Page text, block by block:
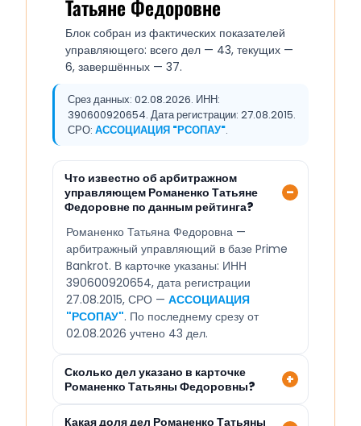
Татьяне Федоровне
Блок собран из фактических показателей
управляющего: всего дел — 43, текущих —
6, завершённых — 37.
Срез данных: 02.08.2026. ИНН:
390600920654. Дата регистрации: 27.08.2015.
СРО: АССОЦИАЦИЯ "РСОПАУ".
Что известно об арбитражном
управляющем Романенко Татьяне
Федоровне по данным рейтинга?
Романенко Татьяна Федоровна —
арбитражный управляющий в базе Prime
Bankrot. В карточке указаны: ИНН
390600920654, дата регистрации
27.08.2015, СРО — АССОЦИАЦИЯ
"РСОПАУ". По последнему срезу от
02.08.2026 учтено 43 дел.
Сколько дел указано в карточке
Романенко Татьяны Федоровны?
Какая доля дел Романенко Татьяны